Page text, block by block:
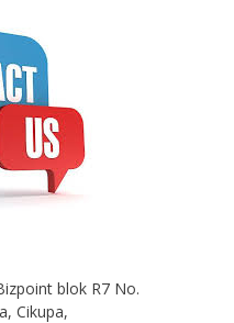
blok R7 No.
Cikupa,